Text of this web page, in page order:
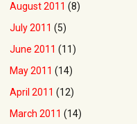
August 2011 (8)
July 2011 (5)
June 2011 (11)
May 2011 (14)
April 2011 (12)
March 2011 (14)